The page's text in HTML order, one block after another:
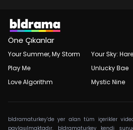
Öne Çıkanlar
Your Summer, My Storm
Play Me
Love Algorithm
Your Sky:
Unlucky Bae
Mystic Nine
bldramaturkey’de yer alan tüm içerikler
paylaşılmaktadır. bldramaturkey kendi